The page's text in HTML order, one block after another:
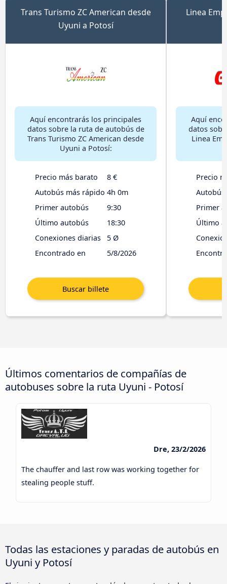
Trans Turismo ZC American desde
Uyuni a Potosí
Aquí encontrarás los principales
datos sobre la ruta de autobús de
Trans Turismo ZC American desde
Uyuni a Potosí:
Precio más barato
8 €
Autobús más rápido 4h 0m
Primer autobús
9:30
Último autobús
18:30
Conexiones diarias
5 Ø
Encontrado en
5/8/2026
Linea
Aquí
datos
Linea
Precio
Primer
Último
Últimos comentarios de compañías de
autobuses sobre la ruta Uyuni - Potosí
Dre, 23/2/2026
The chauffer and last row was working together for
stealing people stuff.
Todas las estaciones y paradas de autobús en
Uyuni y Potosí